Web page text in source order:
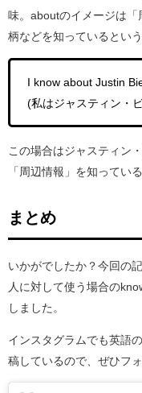
味。aboutのイメージは「
柄などを知っているとい
I know about Justin
(私はジャスティン・
この場合はジャスティン
「周辺情報」を知ってい
まとめ
いかがでしたか？今回の
人に対して使う場合の
しました。
インスタグラムでも英語
稿しているので、ぜひフ